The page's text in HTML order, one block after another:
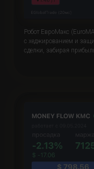
Робот ЕвроМакс
с хеджированием и
сделки, забирая